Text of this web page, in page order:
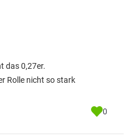
das 0,27er.
Rolle nicht so stark
0